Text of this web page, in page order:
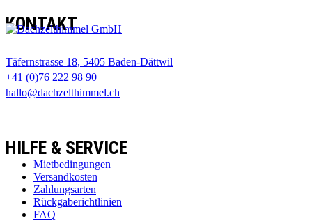
KONTAKT
Täfernstrasse 18, 5405 Baden-Dättwil
+41 (0)76 222 98 90
hallo@dachzelthimmel.ch
HILFE & SERVICE
Mietbedingungen
Versandkosten
Zahlungsarten
Rückgaberichtlinien
FAQ